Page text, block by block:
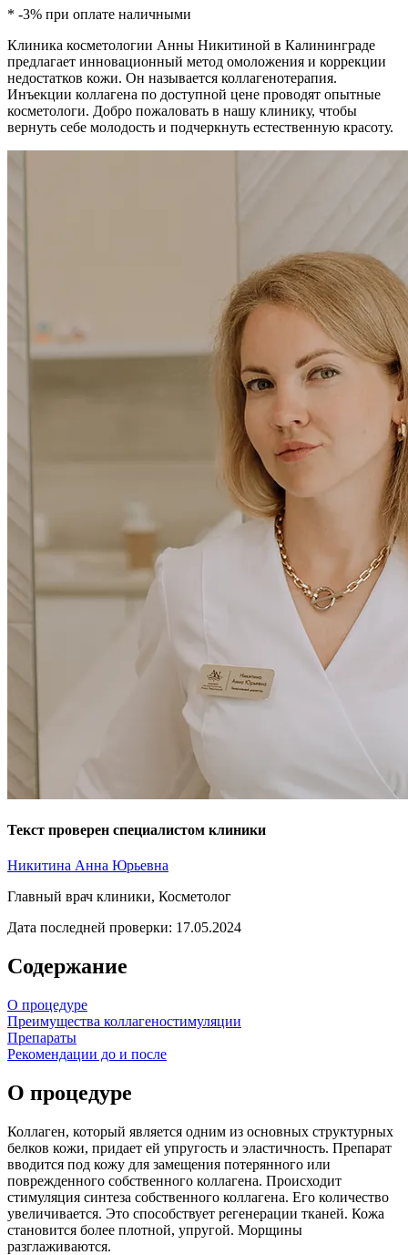
* -3% при оплате наличными
Клиника косметологии Анны Никитиной в Калининграде
предлагает инновационный метод омоложения и коррекции
недостатков кожи. Он называется коллагенотерапия.
Инъекции коллагена по доступной цене проводят опытные
косметологи. Добро пожаловать в нашу клинику, чтобы
вернуть себе молодость и подчеркнуть естественную красоту.
Текст проверен специалистом клиники
Никитина Анна Юрьевна
Главный врач клиники, Косметолог
Дата последней проверки: 17.05.2024
Содержание
О процедуре
Преимущества коллагеностимуляции
Препараты
Рекомендации до и после
О процедуре
Коллаген, который является одним из основных структурных
белков кожи, придает ей упругость и эластичность. Препарат
вводится под кожу для замещения потерянного или
поврежденного собственного коллагена. Происходит
стимуляция синтеза собственного коллагена. Его количество
увеличивается. Это способствует регенерации тканей. Кожа
становится более плотной, упругой. Морщины
разглаживаются.